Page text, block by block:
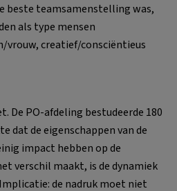
beste teamsamenstelling was,
als type mensen
creatief/consciëntieus
De PO-afdeling bestudeerde 180
dat de eigenschappen van de
impact hebben op de
verschil maakt, is de dynamiek
de nadruk moet niet